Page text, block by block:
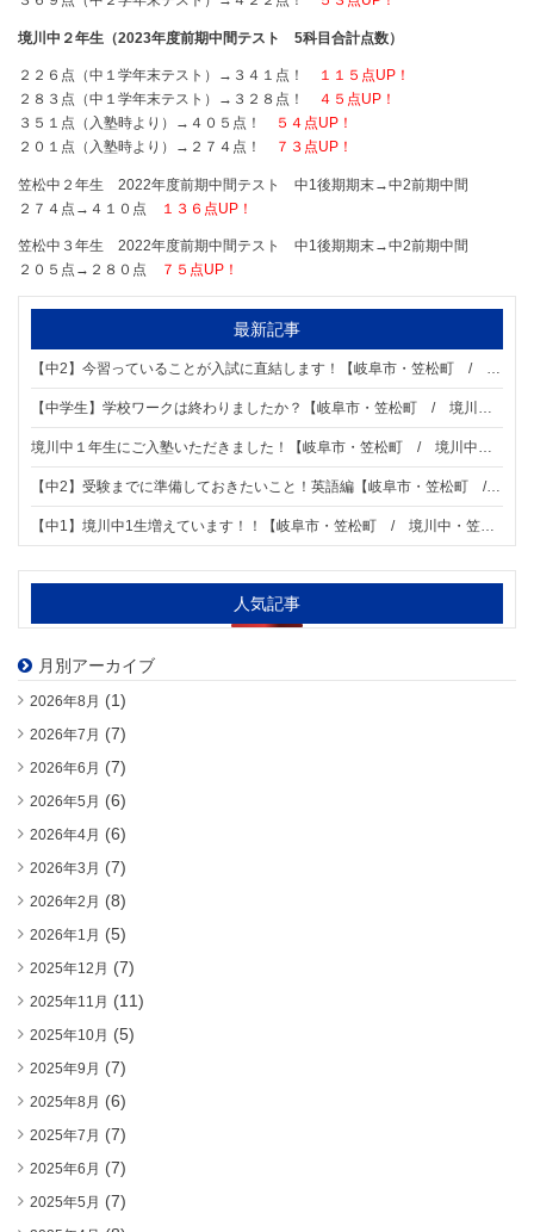
境川中２年生（2023年度前期中間テスト 5科目合計点数）
２２６点（中１学年末テスト）→３４１点！
１１５点UP！
２８３点（中１学年末テスト）→３２８点！
４５点UP！
３５１点（入塾時より）→４０５点！
５４点UP！
２０１点（入塾時より）→２７４点！
７３点UP！
笠松中２年生 2022年度前期中間テスト 中1後期期末→中2前期中間
２７４点→４１０点
１３６点UP！
笠松中３年生 2022年度前期中間テスト 中1後期期末→中2前期中間
２０５点→２８０点
７５点UP！
最新記事
【中2】今習っていることが入試に直結します！【岐阜市・笠松町 / 境川中・笠松中・加納中学区の個別指導塾 明海ゼミナール 柳津校】
【中学生】学校ワークは終わりましたか？【岐阜市・笠松町 / 境川中・笠松中・加納中学区の個別指導塾 明海ゼミナール 柳津校】
境川中１年生にご入塾いただきました！【岐阜市・笠松町 / 境川中・笠松中・加納中学区の個別指導塾 明海ゼミナール 柳津校】
【中2】受験までに準備しておきたいこと！英語編【岐阜市・笠松町 / 境川中・笠松中・加納中学区の個別指導塾 明海ゼミナール 柳津校】
【中1】境川中1生増えています！！【岐阜市・笠松町 / 境川中・笠松中・加納中学区の個別指導塾 明海ゼミナール 柳津校】
人気記事
月別アーカイブ
2026年8月 (1)
2026年7月 (7)
2026年6月 (7)
2026年5月 (6)
2026年4月 (6)
2026年3月 (7)
2026年2月 (8)
2026年1月 (5)
2025年12月 (7)
2025年11月 (11)
2025年10月 (5)
2025年9月 (7)
2025年8月 (6)
2025年7月 (7)
2025年6月 (7)
2025年5月 (7)